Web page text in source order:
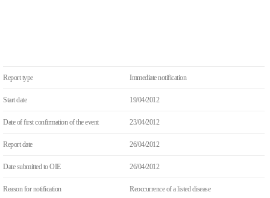
Report type Immediate notification
Start date 19/04/2012
Date of first confirmation of the event 23/04/2012
Report date 26/04/2012
Date submitted to OIE 26/04/2012
Reason for notification Reoccurrence of a listed disease